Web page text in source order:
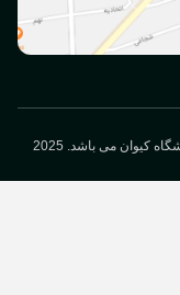
می باشد. 2025